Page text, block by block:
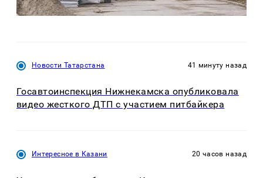
Новости Татарстана 41 минуту назад
Госавтоинспекция Нижнекамска опубликовала
видео жесткого ДТП с участием питбайкера
Интересное в Казани 20 часов назад